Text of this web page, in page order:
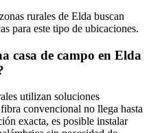
rurales de Elda buscan
para este tipo de ubicaciones.
casa de campo en Elda
utilizan soluciones
convencional no llega hasta
exacta, es posible instalar